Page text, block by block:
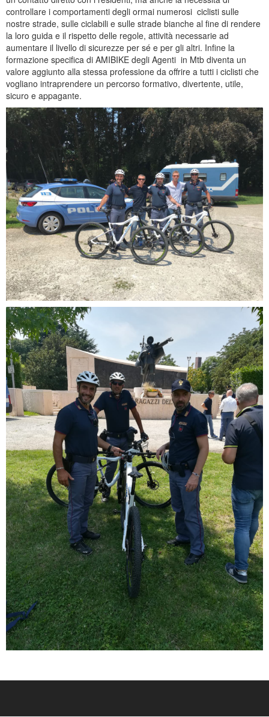
controllare i comportamenti degli ormai numerosi ciclisti sulle
nostre strade, sulle ciclabili e sulle strade bianche al fine di rendere
la loro guida e il rispetto delle regole, attività necessarie ad
aumentare il livello di sicurezze per sé e per gli altri. Infine la
formazione specifica di AMIBIKE degli Agenti in Mtb diventa un
valore aggiunto alla stessa professione da offrire a tutti i ciclisti che
vogliano intraprendere un percorso formativo, divertente, utile,
sicuro e appagante.